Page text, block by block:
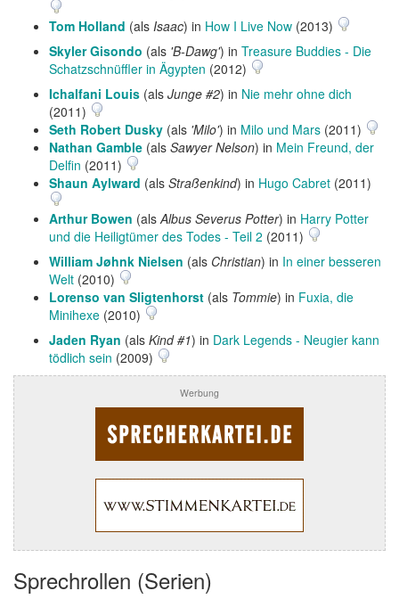
Tom Holland (als Isaac) in How I Live Now (2013)
Skyler Gisondo (als 'B-Dawg') in Treasure Buddies - Die
Schatzschnüffler in Ägypten (2012)
Ichalfani Louis (als Junge #2) in Nie mehr ohne dich
(2011)
Seth Robert Dusky (als 'Milo') in Milo und Mars (2011)
Nathan Gamble (als Sawyer Nelson) in Mein Freund, der
Delfin (2011)
Shaun Aylward (als Straßenkind) in Hugo Cabret (2011)
Arthur Bowen (als Albus Severus Potter) in Harry Potter
und die Heiligtümer des Todes - Teil 2 (2011)
William Jøhnk Nielsen (als Christian) in In einer besseren
Welt (2010)
Lorenso van Sligtenhorst (als Tommie) in Fuxia, die
Minihexe (2010)
Jaden Ryan (als Kind #1) in Dark Legends - Neugier kann
tödlich sein (2009)
Werbung
Sprechrollen (Serien)